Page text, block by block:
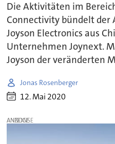
Die Aktivitäten im
Connectivity bündelt
Joyson Electronics aus
Unternehmen Joynext.
Joyson der veränderten
Jonas Rosenberger
12. Mai 2020
ANZEIGE